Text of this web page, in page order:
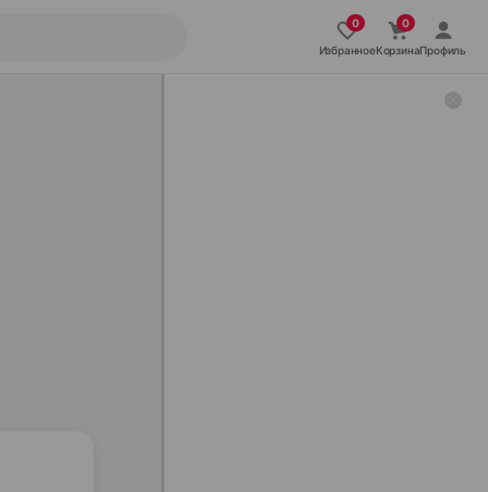
ИзбранноеКорзинаПрофиль